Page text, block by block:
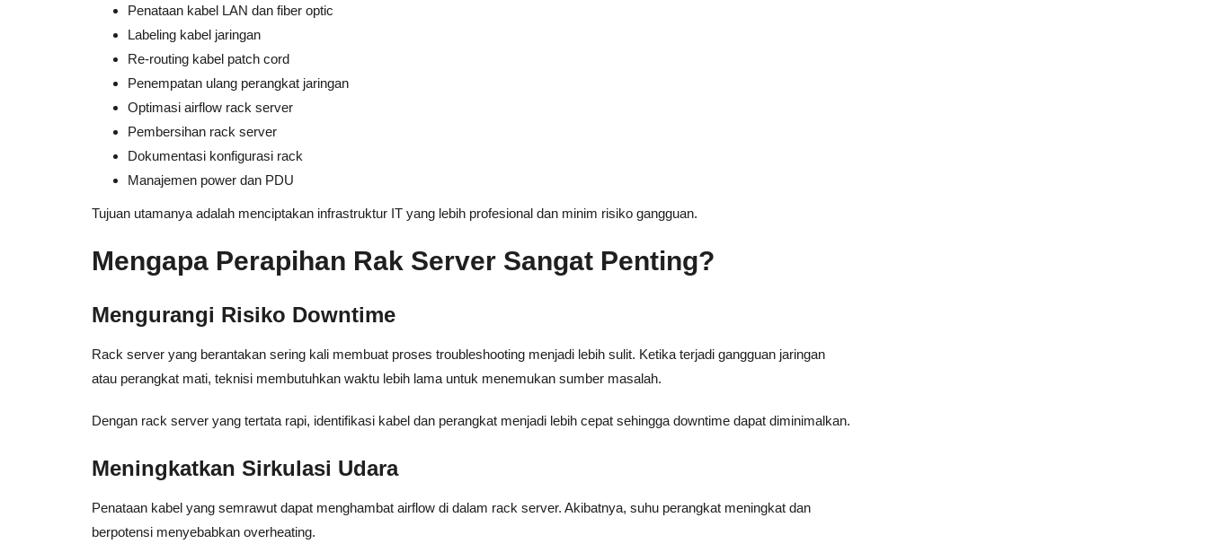
Penataan kabel LAN dan fiber optic
Labeling kabel jaringan
Re-routing kabel patch cord
Penempatan ulang perangkat jaringan
Optimasi airflow rack server
Pembersihan rack server
Dokumentasi konfigurasi rack
Manajemen power dan PDU
Tujuan utamanya adalah menciptakan infrastruktur IT yang lebih profesional dan minim risiko gangguan.
Mengapa Perapihan Rak Server Sangat Penting?
Mengurangi Risiko Downtime
Rack server yang berantakan sering kali membuat proses troubleshooting menjadi lebih sulit. Ketika terjadi gangguan jaringan
atau perangkat mati, teknisi membutuhkan waktu lebih lama untuk menemukan sumber masalah.
Dengan rack server yang tertata rapi, identifikasi kabel dan perangkat menjadi lebih cepat sehingga downtime dapat diminimalkan.
Meningkatkan Sirkulasi Udara
Penataan kabel yang semrawut dapat menghambat airflow di dalam rack server. Akibatnya, suhu perangkat meningkat dan
berpotensi menyebabkan overheating.